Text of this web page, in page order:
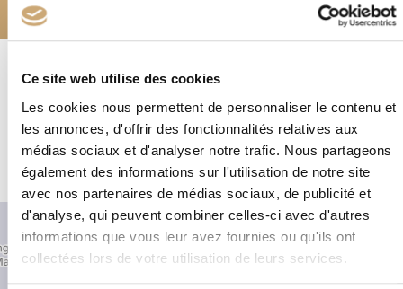
Ce site web utilise des cookies
Les cookies nous permettent de personnaliser le contenu et
les annonces, d'offrir des fonctionnalités relatives aux
médias sociaux et d'analyser notre trafic. Nous partageons
également des informations sur l'utilisation de notre site
avec nos partenaires de médias sociaux, de publicité et
d'analyse, qui peuvent combiner celles-ci avec d'autres
informations que vous leur avez fournies ou qu'ils ont
collectées lors de votre utilisation de leurs services.
Présentation
Magasin – Timbres – Lettres – VPC – CartophilieMatériel
philatélique – Monnaies et billets de banque
+
−